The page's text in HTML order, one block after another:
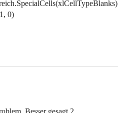
0)
Besser gesagt 2.